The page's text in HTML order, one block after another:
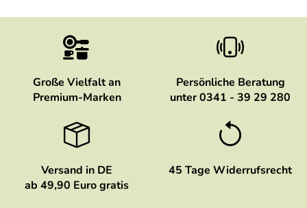
Große Vielfalt an
Premium-Marken
Persönliche Beratung
unter 0341 - 39 29 280
Versand in DE
ab 49,90 Euro gratis
45 Tage Widerrufsrecht